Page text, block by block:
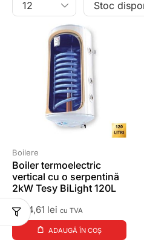
Boilere
Boiler termoelectric
vertical cu o serpentină
2kW Tesy BiLight 120L
1.414,61 lei cu TVA
ADAUGĂ ÎN COȘ